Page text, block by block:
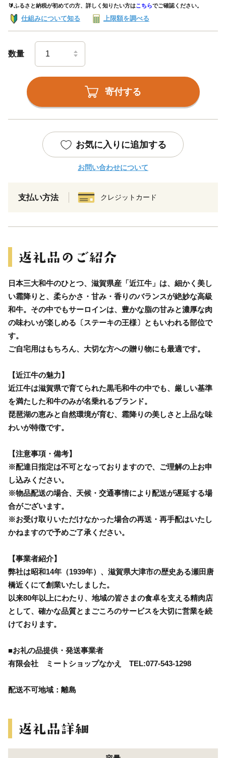
🔰ふるさと納税が初めての方、詳しく知りたい方はこちらでご確認ください。
仕組みについて知る 上限額を調べる
数量
寄付する
お気に入りに追加する
お問い合わせについて
支払い方法 クレジットカード
日本三大和牛のひとつ、滋賀県産「近江牛」は、細かく美し
い霜降りと、柔らかさ・甘み・香りのバランスが絶妙な高級
和牛。その中でもサーロインは、豊かな脂の甘みと濃厚な肉
の味わいが楽しめる〔ステーキの王様〕ともいわれる部位で
す。
ご自宅用はもちろん、大切な方への贈り物にも最適です。
【近江牛の魅力】
近江牛は滋賀県で育てられた黒毛和牛の中でも、厳しい基準
を満たした和牛のみが名乗れるブランド。
琵琶湖の恵みと自然環境が育む、霜降りの美しさと上品な味
わいが特徴です。
【注意事項・備考】
※配達日指定は不可となっておりますので、ご理解の上お申
し込みください。
※物品配送の場合、天候・交通事情により配送が遅延する場
合がございます。
※お受け取りいただけなかった場合の再送・再手配はいたし
かねますので予めご了承ください。
【事業者紹介】
弊社は昭和14年（1939年）、滋賀県大津市の歴史ある瀬田唐
橋近くにて創業いたしました。
以来80年以上にわたり、地域の皆さまの食卓を支える精肉店
として、確かな品質とまごころのサービスを大切に営業を続
けております。
■お礼の品提供・発送事業者
有限会社 ミートショップなかえ TEL:077-543-1298
配送不可地域：離島